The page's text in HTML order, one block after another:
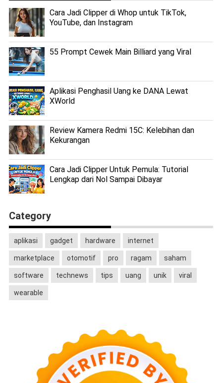
Cara Jadi Clipper di Whop untuk TikTok,
YouTube, dan Instagram
55 Prompt Cewek Main Billiard yang Viral
Aplikasi Penghasil Uang ke DANA Lewat
XWorld
Review Kamera Redmi 15C: Kelebihan dan
Kekurangan
Cara Jadi Clipper Untuk Pemula: Tutorial
Lengkap dari Nol Sampai Dibayar
Category
aplikasi gadget hardware internet
marketplace otomotif pro ragam saham
software technews tips uang unik viral
wearable